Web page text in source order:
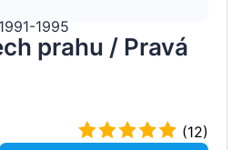
1995
prahu / Pravá
(12)